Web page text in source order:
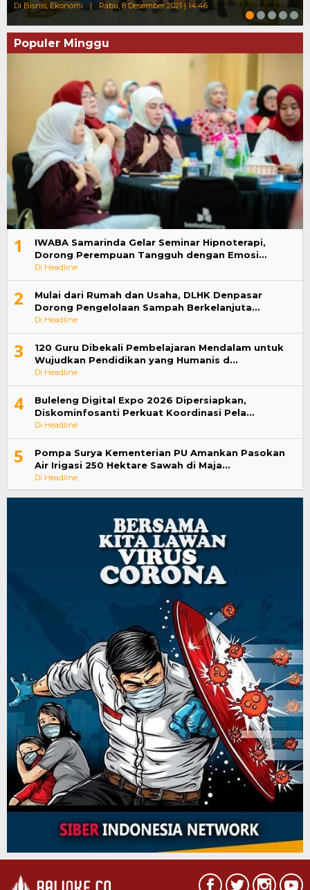
Di Bisnis, Ekonomi | Rabu, 8 Desember 2021 | 14:46
Populer Minggu
1
IWABA Samarinda Gelar Seminar Hipnoterapi,
Dorong Perempuan Tangguh dengan Emosi…
Di Headline
2
Mulai dari Rumah dan Usaha, DLHK Denpasar
Dorong Pengelolaan Sampah Berkelanjuta…
Di Headline
3
120 Guru Dibekali Pembelajaran Mendalam untuk
Wujudkan Pendidikan yang Humanis d…
Di Headline
4
Buleleng Digital Expo 2026 Dipersiapkan,
Diskominfosanti Perkuat Koordinasi Pela…
Di Headline
5
Pompa Surya Kementerian PU Amankan Pasokan
Air Irigasi 250 Hektare Sawah di Maja…
Di Headline